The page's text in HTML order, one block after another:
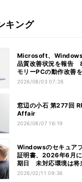
キング
Microsoft、
品質改善状況を報告
モリーPCの動作改善
推進
2026/08/03 07:26
窓辺の小石 第277回
Affair
2026/08/07 16:19
Windowsのセキュア
証明書、2026年6月
期日 未対応環境は将
クも
2026/02/11 09:36